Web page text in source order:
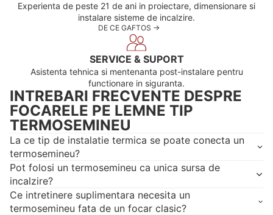
Experienta de peste 21 de ani in proiectare, dimensionare si
instalare sisteme de incalzire.
DE CE GAFTOS ->
SERVICE & SUPORT
Asistenta tehnica si mentenanta post-instalare pentru
functionare in siguranta.
INTREBARI FRECVENTE DESPRE
FOCARELE PE LEMNE TIP
TERMOSEMINEU
La ce tip de instalatie termica se poate conecta un
termosemineu?
Pot folosi un termosemineu ca unica sursa de
incalzire?
Ce intretinere suplimentara necesita un
termosemineu fata de un focar clasic?